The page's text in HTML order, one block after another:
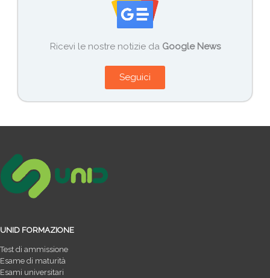
Ricevi le nostre notizie da Google News
Seguici
UNID FORMAZIONE
Test di ammissione
Esame di maturità
Esami universitari